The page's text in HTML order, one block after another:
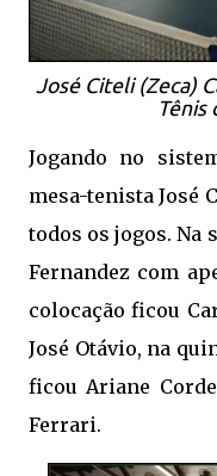
José Citeli (Zeca)
Tênis
Jogando no
mesa-tenista José
todos os jogos. Na
Fernandez com
colocação ficou
José Otávio, na
ficou Ariane
Ferrari.